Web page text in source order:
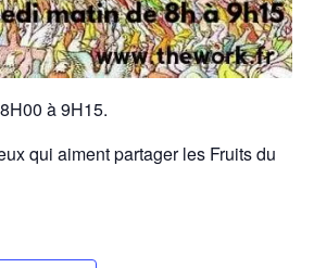
à 9H15.
qui aiment partager les Fruits du